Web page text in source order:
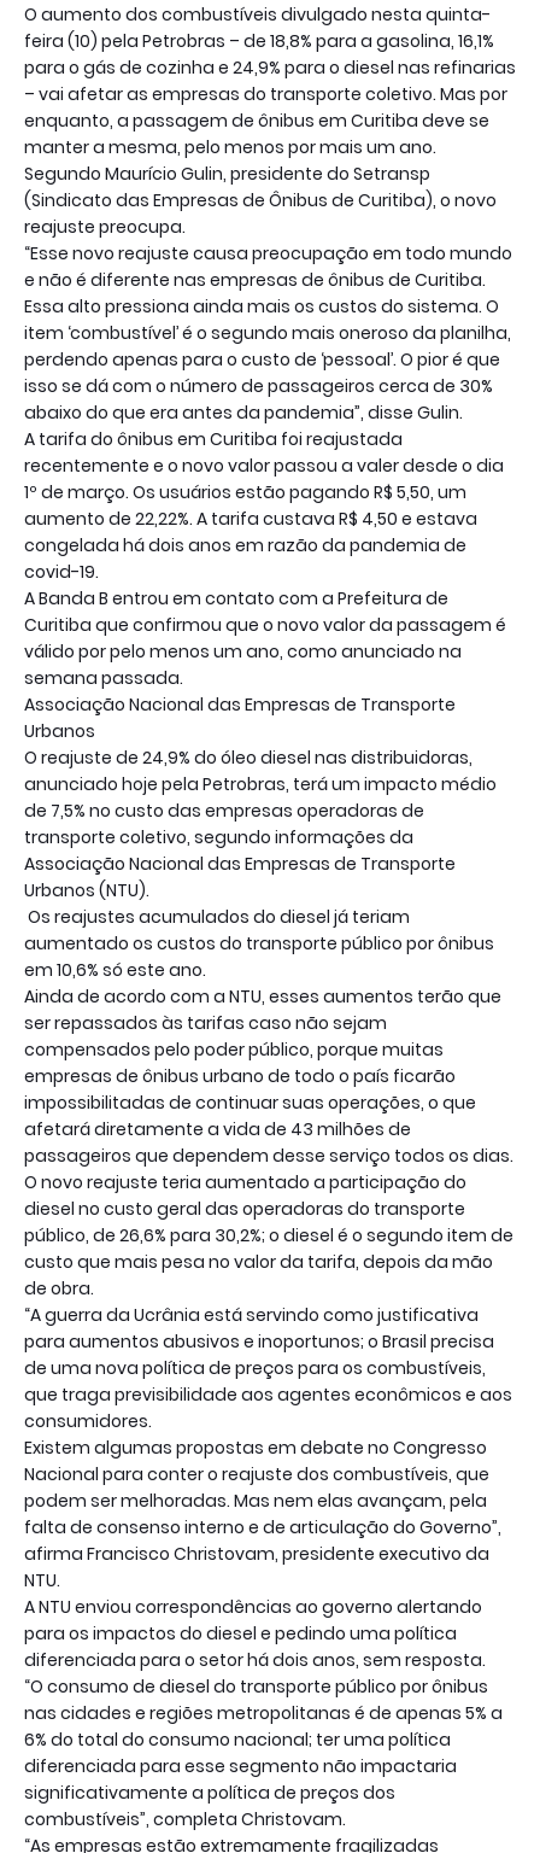
O aumento dos combustíveis divulgado nesta quinta-
feira (10) pela Petrobras – de 18,8% para a gasolina, 16,1%
para o gás de cozinha e 24,9% para o diesel nas refinarias
– vai afetar as empresas do transporte coletivo. Mas por
enquanto, a passagem de ônibus em Curitiba deve se
manter a mesma, pelo menos por mais um ano.
Segundo Maurício Gulin, presidente do Setransp
(Sindicato das Empresas de Ônibus de Curitiba), o novo
reajuste preocupa.
“Esse novo reajuste causa preocupação em todo mundo
e não é diferente nas empresas de ônibus de Curitiba.
Essa alto pressiona ainda mais os custos do sistema. O
item ‘combustível’ é o segundo mais oneroso da planilha,
perdendo apenas para o custo de ‘pessoal’. O pior é que
isso se dá com o número de passageiros cerca de 30%
abaixo do que era antes da pandemia”, disse Gulin.
A tarifa do ônibus em Curitiba foi reajustada
recentemente e o novo valor passou a valer desde o dia
1º de março. Os usuários estão pagando R$ 5,50, um
aumento de 22,22%. A tarifa custava R$ 4,50 e estava
congelada há dois anos em razão da pandemia de
covid-19.
A Banda B entrou em contato com a Prefeitura de
Curitiba que confirmou que o novo valor da passagem é
válido por pelo menos um ano, como anunciado na
semana passada.
Associação Nacional das Empresas de Transporte
Urbanos
O reajuste de 24,9% do óleo diesel nas distribuidoras,
anunciado hoje pela Petrobras, terá um impacto médio
de 7,5% no custo das empresas operadoras de
transporte coletivo, segundo informações da
Associação Nacional das Empresas de Transporte
Urbanos (NTU).
Os reajustes acumulados do diesel já teriam
aumentado os custos do transporte público por ônibus
em 10,6% só este ano.
Ainda de acordo com a NTU, esses aumentos terão que
ser repassados às tarifas caso não sejam
compensados pelo poder público, porque muitas
empresas de ônibus urbano de todo o país ficarão
impossibilitadas de continuar suas operações, o que
afetará diretamente a vida de 43 milhões de
passageiros que dependem desse serviço todos os dias.
O novo reajuste teria aumentado a participação do
diesel no custo geral das operadoras do transporte
público, de 26,6% para 30,2%; o diesel é o segundo item de
custo que mais pesa no valor da tarifa, depois da mão
de obra.
“A guerra da Ucrânia está servindo como justificativa
para aumentos abusivos e inoportunos; o Brasil precisa
de uma nova política de preços para os combustíveis,
que traga previsibilidade aos agentes econômicos e aos
consumidores.
Existem algumas propostas em debate no Congresso
Nacional para conter o reajuste dos combustíveis, que
podem ser melhoradas. Mas nem elas avançam, pela
falta de consenso interno e de articulação do Governo”,
afirma Francisco Christovam, presidente executivo da
NTU.
A NTU enviou correspondências ao governo alertando
para os impactos do diesel e pedindo uma política
diferenciada para o setor há dois anos, sem resposta.
“O consumo de diesel do transporte público por ônibus
nas cidades e regiões metropolitanas é de apenas 5% a
6% do total do consumo nacional; ter uma política
diferenciada para esse segmento não impactaria
significativamente a política de preços dos
combustíveis”, completa Christovam.
“As empresas estão extremamente fragilizadas